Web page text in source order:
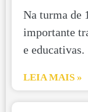
Na turma de
importante
e educativas.
LEIA MAIS »